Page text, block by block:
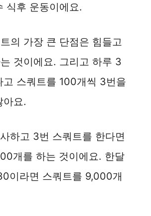
식후 운동이에요.
의 가장 큰 단점은 힘들고
것이에요. 그리고 하루 3
고 스쿼트를 100개씩 3번을
아요.
하고 3번 스쿼트를 한다면
개를 하는 것이에요. 한달
이라면 스쿼트를 9,000개